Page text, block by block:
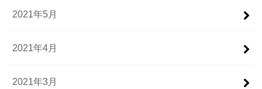
2021年5月
2021年4月
2021年3月